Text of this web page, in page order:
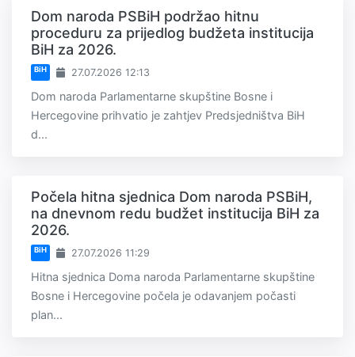
Dom naroda PSBiH podržao hitnu
proceduru za prijedlog budžeta institucija
BiH za 2026.
BiH 27.07.2026 12:13
Dom naroda Parlamentarne skupštine Bosne i
Hercegovine prihvatio je zahtjev Predsjedništva BiH
d...
Počela hitna sjednica Dom naroda PSBiH,
na dnevnom redu budžet institucija BiH za
2026.
BiH 27.07.2026 11:29
Hitna sjednica Doma naroda Parlamentarne skupštine
Bosne i Hercegovine počela je odavanjem počasti
plan...